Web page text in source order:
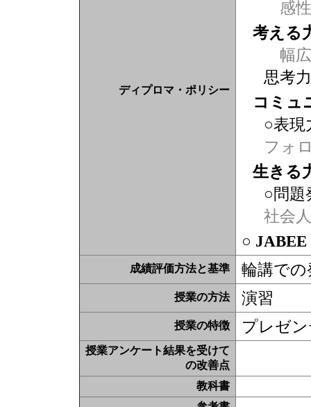
ディプロマ・ポリシー
感性
考える
幅
思考力
コミュ
○表現
フォ
生きる
○問題
社会
○
成績評価方法と基準 輪講での
授業の方法 演習
授業の特徴 プレゼ
授業アンケート結果を受けて
の改善点
教科書